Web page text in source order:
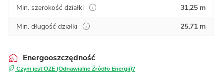
Min. szerokość działki
31,25 m
Min. długość działki
25,71 m
Energooszczędność
Czym jest OZE (Odnawialne Źródło Energii)?